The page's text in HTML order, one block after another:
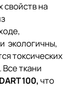
свойств на
экологичны,
токсических
ткани
100,что